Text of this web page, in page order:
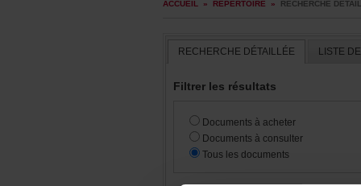
ACCUEIL » RÉPERTOIRE »
RECHERCHEDÉTAILLÉE
Filtrerlesrésultats
Documentsàacheter
Documentsàconsulter
Touslesdocuments